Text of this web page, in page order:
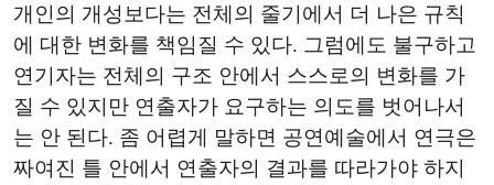
개인의 개성보다는 전체의 줄기에서 더 나은 규칙
에 대한 변화를 책임질 수 있다. 그럼에도 불구하고
연기자는 전체의 구조 안에서 스스로의 변화를 가
질 수 있지만 연출자가 요구하는 의도를 벗어나서
는 안 된다. 좀 어렵게 말하면 공연예술에서 연극은
짜여진 틀 안에서 연출자의 결과를 따라가야 하지